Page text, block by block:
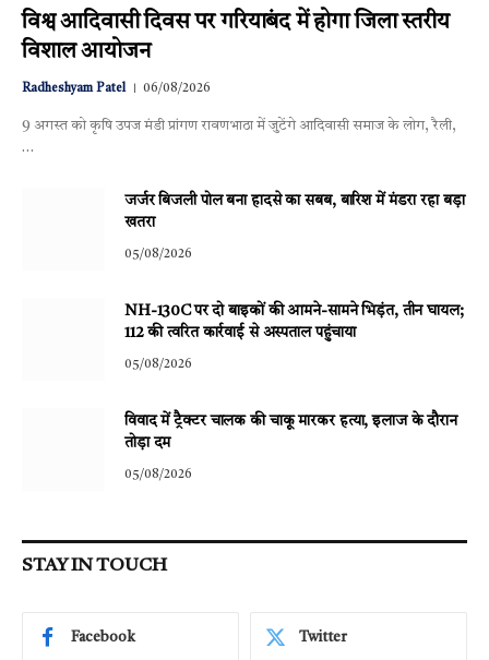
विश्व आदिवासी दिवस पर गरियाबंद में होगा जिला स्तरीय
विशाल आयोजन
Radheshyam Patel 06/08/2026
9 अगस्त को कृषि उपज मंडी प्रांगण रावणभाठा में जुटेंगे आदिवासी समाज के लोग, रैली,
…
जर्जर बिजली पोल बना हादसे का सबब, बारिश में मंडरा रहा बड़ा
खतरा
05/08/2026
NH-130C पर दो बाइकों की आमने-सामने भिड़ंत, तीन घायल;
112 की त्वरित कार्रवाई से अस्पताल पहुंचाया
05/08/2026
विवाद में ट्रैक्टर चालक की चाकू मारकर हत्या, इलाज के दौरान
तोड़ा दम
05/08/2026
STAY IN TOUCH
Facebook Twitter